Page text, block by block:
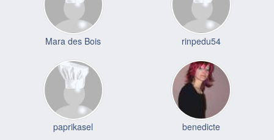
Mara des Bois rinpedu54
paprikasel benedicte